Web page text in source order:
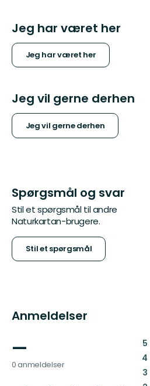
Jeg har været her
Jeg har været her
Jeg vil gerne derhen
Jeg vil gerne derhen
Spørgsmål og svar
Stil et spørgsmål til andre
Naturkartan-brugere.
Stil et spørgsmål
Anmeldelser
—
0 anmeldelser
5:
4:
3: